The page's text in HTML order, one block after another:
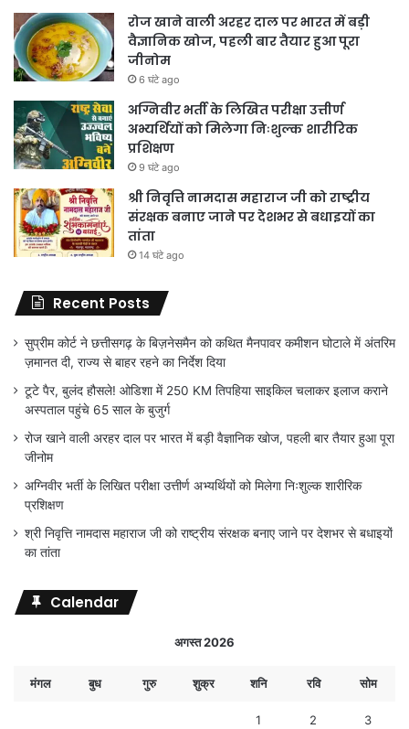
रोज खाने वाली अरहर दाल पर भारत में बड़ी
वैज्ञानिक खोज, पहली बार तैयार हुआ पूरा
जीनोम
6 घंटे ago
अग्निवीर भर्ती के लिखित परीक्षा उत्तीर्ण
अभ्यर्थियों को मिलेगा निःशुल्क शारीरिक
प्रशिक्षण
9 घंटे ago
श्री निवृत्ति नामदास महाराज जी को राष्ट्रीय
संरक्षक बनाए जाने पर देशभर से बधाइयों का
तांता
14 घंटे ago
Recent Posts
सुप्रीम कोर्ट ने छत्तीसगढ़ के बिज़नेसमैन को कथित मैनपावर कमीशन घोटाले में अंतरिम
ज़मानत दी, राज्य से बाहर रहने का निर्देश दिया
टूटे पैर, बुलंद हौसले! ओडिशा में 250 KM तिपहिया साइकिल चलाकर इलाज कराने
अस्पताल पहुंचे 65 साल के बुजुर्ग
रोज खाने वाली अरहर दाल पर भारत में बड़ी वैज्ञानिक खोज, पहली बार तैयार हुआ पूरा
जीनोम
अग्निवीर भर्ती के लिखित परीक्षा उत्तीर्ण अभ्यर्थियों को मिलेगा निःशुल्क शारीरिक
प्रशिक्षण
श्री निवृत्ति नामदास महाराज जी को राष्ट्रीय संरक्षक बनाए जाने पर देशभर से बधाइयों
का तांता
Calendar
अगस्त 2026
मंगल बुध गुरु शुक्र शनि रवि सोम
1 2 3